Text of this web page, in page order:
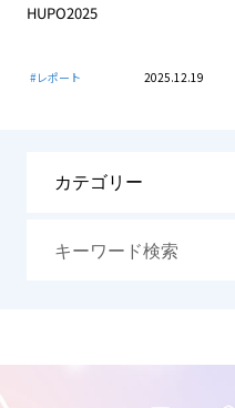
HUPO2025
#レポート 2025.12.19